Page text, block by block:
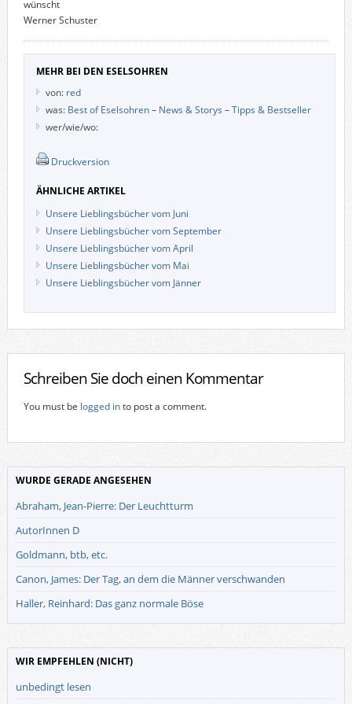
wünscht
Werner Schuster
MEHR BEI DEN ESELSOHREN
von: red
was: Best of Eselsohren– News & Storys –Tipps & Bestseller
wer/wie/wo:
Druckversion
ÄHNLICHE ARTIKEL
Unsere Lieblingsbücher vom Juni
Unsere Lieblingsbücher vom September
Unsere Lieblingsbücher vom April
Unsere Lieblingsbücher vom Mai
Unsere Lieblingsbücher vom Jänner
Schreiben Sie doch einen Kommentar
You must be logged into post a comment.
WURDE GERADE ANGESEHEN
Abraham, Jean-Pierre: Der Leuchtturm
AutorInnen D
Goldmann, btb, etc.
Canon, James: Der Tag, an dem die Männer verschwanden
Haller, Reinhard: Das ganz normale Böse
WIR EMPFEHLEN (NICHT)
unbedingt lesen